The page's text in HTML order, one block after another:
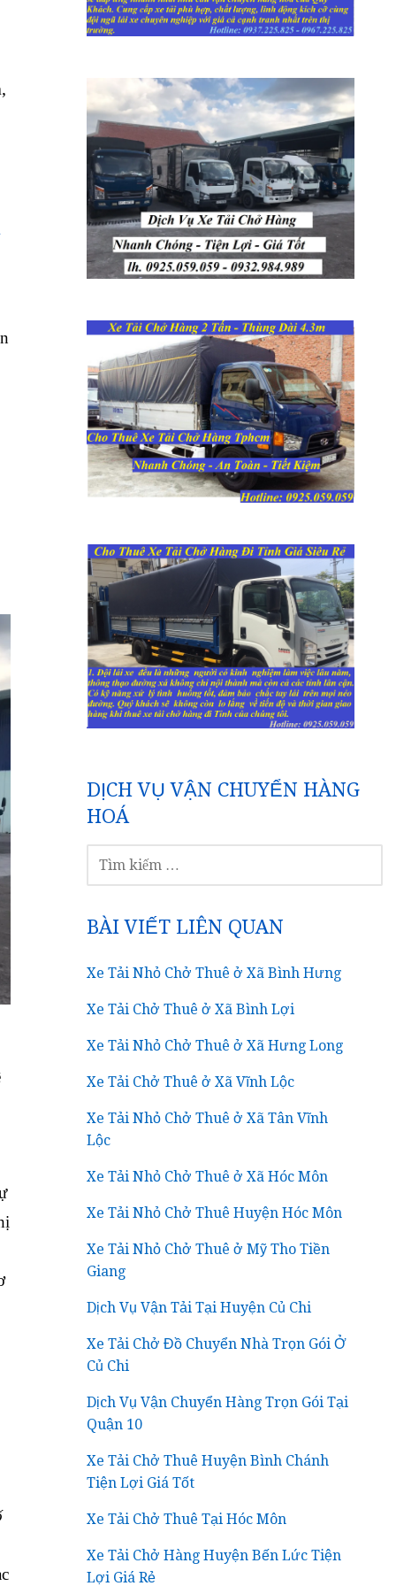
DỊCH VỤ VẬN CHUYỂN HÀNG
HOÁ
KIẾM
BÀI VIẾT LIÊN QUAN
Xe Tải Nhỏ Chở Thuê ở Xã Bình Hưng
Xe Tải Chở Thuê ở Xã Bình Lợi
Xe Tải Nhỏ Chở Thuê ở Xã Hưng Long
Xe Tải Chở Thuê ở Xã Vĩnh Lộc
Xe Tải Nhỏ Chở Thuê ở Xã Tân Vĩnh
Lộc
Xe Tải Nhỏ Chở Thuê ở Xã Hóc Môn
Xe Tải Nhỏ Chở Thuê Huyện Hóc Môn
Xe Tải Nhỏ Chở Thuê ở Mỹ Tho Tiền
Giang
Dịch Vụ Vận Tải Tại Huyện Củ Chi
Xe Tải Chở Đồ Chuyển Nhà Trọn Gói Ở
Củ Chi
Dịch Vụ Vận Chuyển Hàng Trọn Gói Tại
Quận 10
Xe Tải Chở Thuê Huyện Bình Chánh
Tiện Lợi Giá Tốt
Xe Tải Chở Thuê Tại Hóc Môn
Xe Tải Chở Hàng Huyện Bến Lức Tiện
Lợi Giá Rẻ